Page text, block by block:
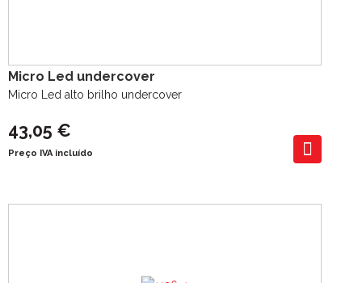
Micro Led undercover
Micro Led alto brilho undercover
43,05 €
Preço IVA incluído